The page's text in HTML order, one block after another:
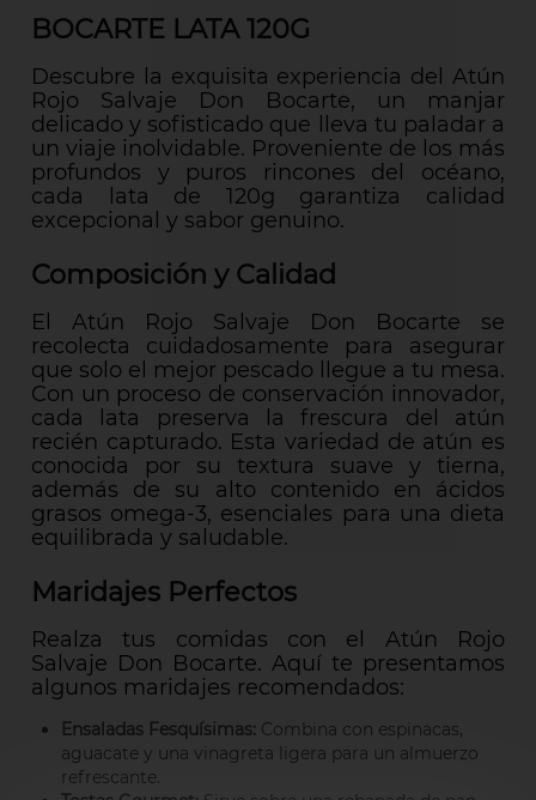
BOCARTE LATA 120G
Descubre la exquisita experiencia del Atún
Rojo Salvaje Don Bocarte, un manjar
delicado y sofisticado que lleva tu paladar a
un viaje inolvidable. Proveniente de los más
profundos y puros rincones del océano,
cada lata de 120g garantiza calidad
excepcional y sabor genuino.
Composición y Calidad
El Atún Rojo Salvaje Don Bocarte se
recolecta cuidadosamente para asegurar
que solo el mejor pescado llegue a tu mesa.
Con un proceso de conservación innovador,
cada lata preserva la frescura del atún
recién capturado. Esta variedad de atún es
conocida por su textura suave y tierna,
además de su alto contenido en ácidos
grasos omega-3, esenciales para una dieta
equilibrada y saludable.
Maridajes Perfectos
Realza tus comidas con el Atún Rojo
Salvaje Don Bocarte. Aquí te presentamos
algunos maridajes recomendados:
Ensaladas Fesquísimas: Combina con espinacas,
aguacate y una vinagreta ligera para un almuerzo
refrescante.